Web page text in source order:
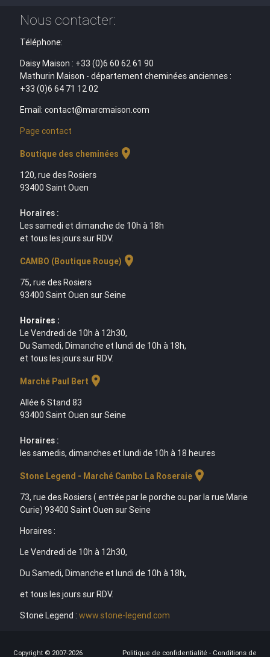
Nous contacter:
Téléphone:
Daisy Maison : +33 (0)6 60 62 61 90
Mathurin Maison - département cheminées anciennes :
+33 (0)6 64 71 12 02
Email: contact@marcmaison.com
Page contact
Boutique des cheminées location_on
120, rue des Rosiers
93400 Saint Ouen
Horaires :
Les samedi et dimanche de 10h à 18h
et tous les jours sur RDV.
CAMBO (Boutique Rouge) location_on
75, rue des Rosiers
93400 Saint Ouen sur Seine
Horaires :
Le Vendredi de 10h à 12h30,
Du Samedi, Dimanche et lundi de 10h à 18h,
et tous les jours sur RDV.
Marché Paul Bert location_on
Allée 6 Stand 83
93400 Saint Ouen sur Seine
Horaires :
les samedis, dimanches et lundi de 10h à 18 heures
Stone Legend - Marché Cambo La Roseraielocation_on
73, rue des Rosiers ( entrée par le porche ou par la rue Marie
Curie) 93400 Saint Ouen sur Seine
Horaires :
Le Vendredi de 10h à 12h30,
Du Samedi, Dimanche et lundi de 10h à 18h,
et tous les jours sur RDV.
Stone Legend : www.stone-legend.com
Copyright © 2007-2026 Politique de confidentialité - Conditions de